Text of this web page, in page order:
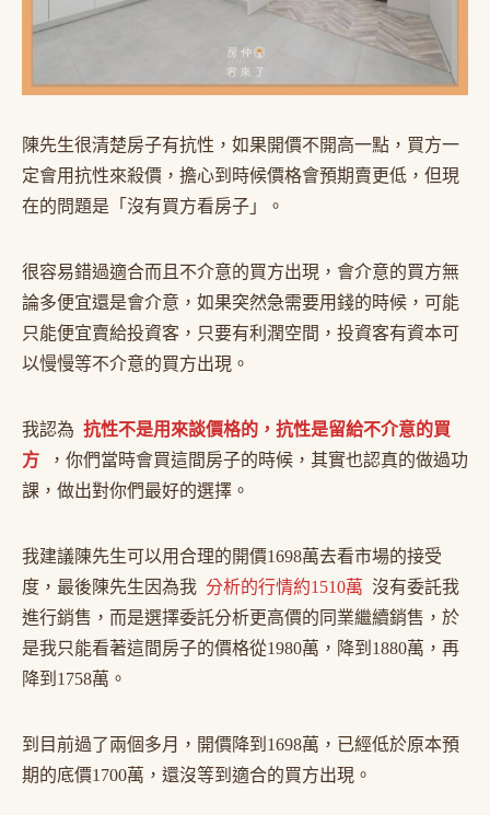
陳先生很清楚房子有抗性，如果開價不開高一點，買方一
定會用抗性來殺價，擔心到時候價格會預期賣更低，但現
在的問題是「沒有買方看房子」。
很容易錯過適合而且不介意的買方出現，會介意的買方無
論多便宜還是會介意，如果突然急需要用錢的時候，可能
只能便宜賣給投資客，只要有利潤空間，投資客有資本可
以慢慢等不介意的買方出現。
我認為 抗性不是用來談價格的，抗性是留給不介意的買
方
，你們當時會買這間房子的時候，其實也認真的做過功
課，做出對你們最好的選擇。
我建議陳先生可以用合理的開價1698萬去看市場的接受
度，最後陳先生因為我 分析的行情約1510萬 沒有委託我
進行銷售，而是選擇委託分析更高價的同業繼續銷售，於
是我只能看著這間房子的價格從1980萬，降到1880萬，再
降到1758萬。
到目前過了兩個多月，開價降到1698萬，已經低於原本預
期的底價1700萬，還沒等到適合的買方出現。